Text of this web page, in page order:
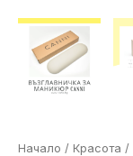
Начало / Красота /